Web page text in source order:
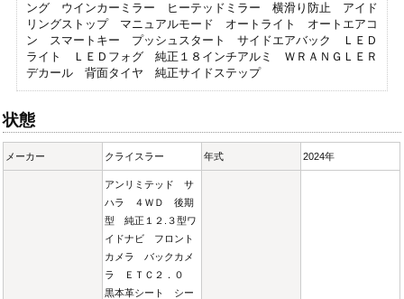
ング ウインカーミラー ヒーテッドミラー 横滑り防止 アイド
リングストップ マニュアルモード オートライト オートエアコ
ン スマートキー プッシュスタート サイドエアバック ＬＥＤ
ライト ＬＥＤフォグ 純正１８インチアルミ ＷＲＡＮＧＬＥＲ
デカール 背面タイヤ 純正サイドステップ
状態
メーカー クライスラー 年式 2024年
アンリミテッド サ
ハラ ４ＷＤ 後期
型 純正１２.３型ワ
イドナビ フロント
カメラ バックカメ
ラ ＥＴＣ２．０
黒本革シート シー